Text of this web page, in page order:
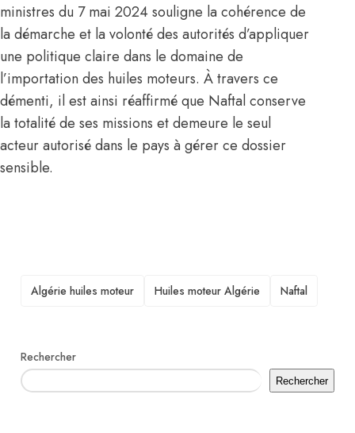
ministres du 7 mai 2024 souligne la cohérence de
la démarche et la volonté des autorités d’appliquer
une politique claire dans le domaine de
l’importation des huiles moteurs. À travers ce
démenti, il est ainsi réaffirmé que Naftalconserve
la totalité de ses missions et demeure le seul
acteur autorisé dans le pays à gérer ce dossier
sensible.
TAGS
Algérie huiles moteur Huiles moteur Algérie Naftal
Rechercher
Rechercher